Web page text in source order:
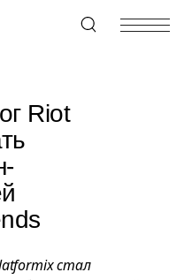
+7 (495) 967-80-80
Riot
стал